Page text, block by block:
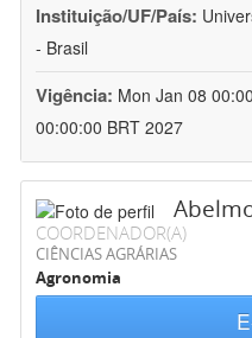
Instituição/UF/País:
- Brasil
Vigência: Mon Jan 08
00:00:00 BRT 2027
COORDENADOR(A)
CIÊNCIAS AGRÁRIAS
Agronomia